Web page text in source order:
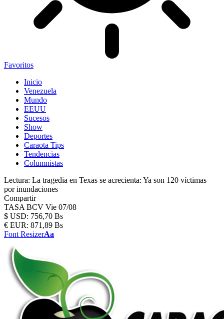
Favoritos
Inicio
Venezuela
Mundo
EEUU
Sucesos
Show
Deportes
Caraota Tips
Tendencias
Columnistas
Lectura: La tragedia en Texas se acrecienta: Ya son 120 víctimas
por inundaciones
Compartir
TASA BCV Vie 07/08
$ USD: 756,70 Bs
€ EUR: 871,89 Bs
Font ResizerAa